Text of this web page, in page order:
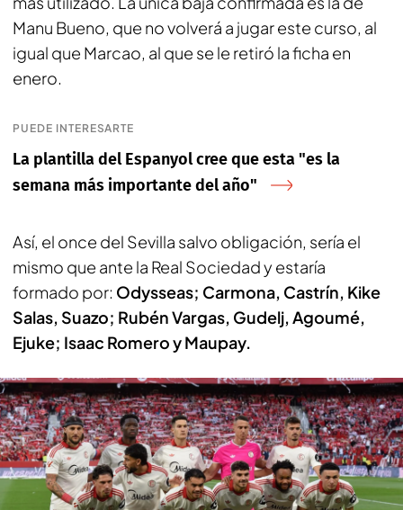
Manu Bueno, que no volverá a jugar este curso, al
igual que Marcao, al que se le retiró la ficha en
enero.
PUEDE INTERESARTE
La plantilla del Espanyol cree que esta "es la
semana más importante del año"
Así, el once del Sevilla salvo obligación, sería el
mismo que ante la Real Sociedad y estaría
formado por: Odysseas; Carmona, Castrín, Kike
Salas, Suazo; Rubén Vargas, Gudelj, Agoumé,
Ejuke; Isaac Romero y Maupay.